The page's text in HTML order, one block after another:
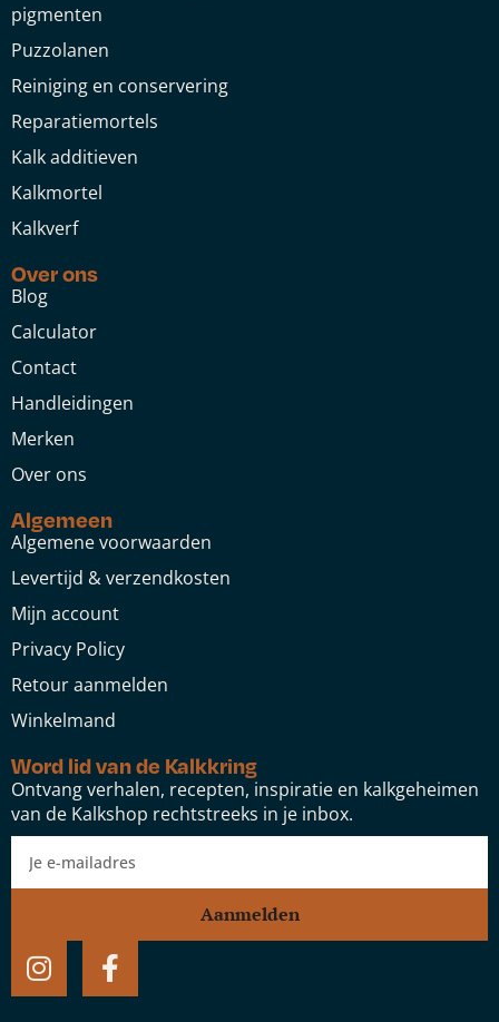
pigmenten
Puzzolanen
Reiniging en conservering
Reparatiemortels
Kalk additieven
Kalkmortel
Kalkverf
Over ons
Blog
Calculator
Contact
Handleidingen
Merken
Over ons
Algemeen
Algemene voorwaarden
Levertijd & verzendkosten
Mijn account
Privacy Policy
Retour aanmelden
Winkelmand
Word lid van de Kalkkring
Ontvang verhalen, recepten, inspiratie en kalkgeheimen
van de Kalkshop rechtstreeks in je inbox.
Aanmelden